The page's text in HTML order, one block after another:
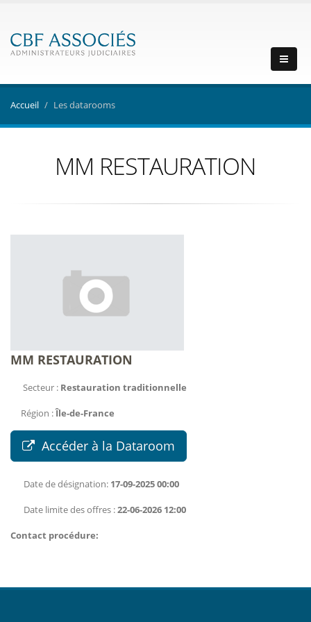
Accueil Les datarooms
MM RESTAURATION
MM RESTAURATION
Secteur : Restauration traditionnelle
Région :Île-de-France
Accéder à la Dataroom
Date de désignation: 17-09-2025 00:00
Date limite des offres :22-06-2026 12:00
Contact procédure: